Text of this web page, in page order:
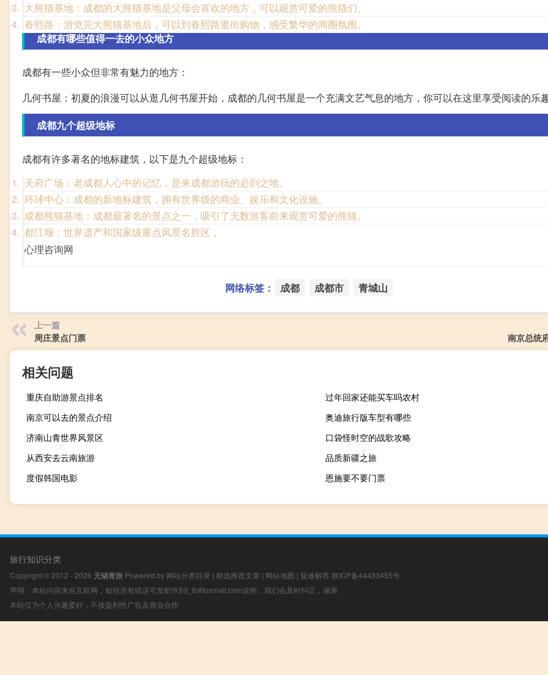
大熊猫基地：成都的大熊猫基地是父母会喜欢的地方，可以观赏可爱的熊猫们。
春熙路：游览完大熊猫基地后，可以到春熙路逛街购物，感受繁华的商圈氛围。
成都有哪些值得一去的小众地方
成都有一些小众但非常有魅力的地方：
几何书屋：初夏的浪漫可以从逛几何书屋开始，成都的几何书屋是一个充满文艺气息的地方，你可以在这里享受阅读的乐
成都九个超级地标
成都有许多著名的地标建筑，以下是九个超级地标：
天府广场：老成都人心中的记忆，是来成都游玩的必到之地。
环球中心：成都的新地标建筑，拥有世界级的商业、娱乐和文化设施。
成都熊猫基地：成都最著名的景点之一，吸引了无数游客前来观赏可爱的熊猫。
都江堰：世界遗产和国家级重点风景名胜区，
心理咨询网
网络标签： 成都 成都市 青城山
上一篇
周庄景点门票
南京总统
相关问题
重庆自助游景点排名
过年回家还能买车吗农村
南京可以去的景点介绍
奥迪旅行版车型有哪些
济南山青世界风景区
口袋怪时空的战歌攻略
从西安去云南旅游
品质新疆之旅
度假韩国电影
恩施要不要门票
旅行知识分类
Copyright © 2012 - 2026 无锡青旅 Powered by 网站分类目录 | 精选推荐文章 | 网站地图 | 疑难解答 陕ICP备44433455号
声明：本站内容来自互联网，如信息有错误可发邮件到f_fb#foxmail.com说明，我们会及时纠正，谢谢
本站仅为个人兴趣爱好，不接盈利性广告及商业合作